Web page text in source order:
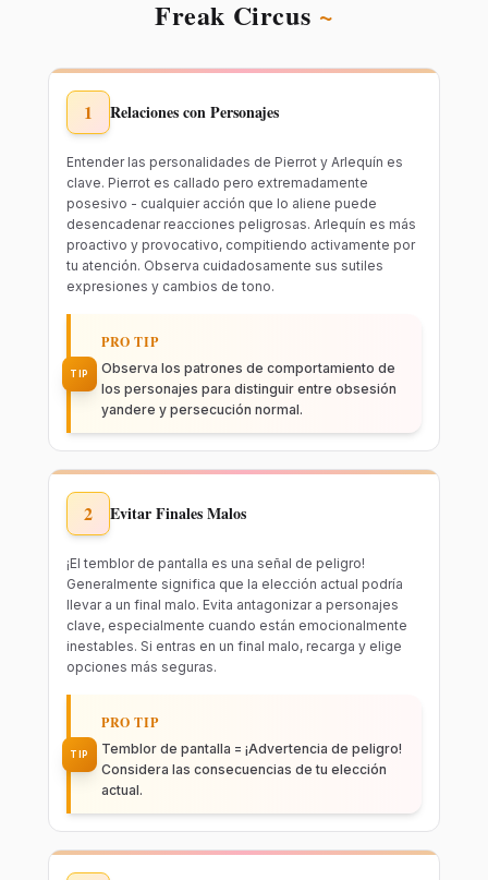
Freak Circus ~
1 Relaciones con Personajes
Entender las personalidades de Pierrot y Arlequín es
clave. Pierrot es callado pero extremadamente
posesivo - cualquier acción que lo aliene puede
desencadenar reacciones peligrosas. Arlequín es más
proactivo y provocativo, compitiendo activamente por
tu atención. Observa cuidadosamente sus sutiles
expresiones y cambios de tono.
TIP
PRO TIP
Observa los patrones de comportamiento de
los personajes para distinguir entre obsesión
yandere y persecución normal.
2 Evitar Finales Malos
¡El temblor de pantalla es una señal de peligro!
Generalmente significa que la elección actual podría
llevar a un final malo. Evita antagonizar a personajes
clave, especialmente cuando están emocionalmente
inestables. Si entras en un final malo, recarga y elige
opciones más seguras.
TIP
PRO TIP
Temblor de pantalla = ¡Advertencia de peligro!
Considera las consecuencias de tu elección
actual.